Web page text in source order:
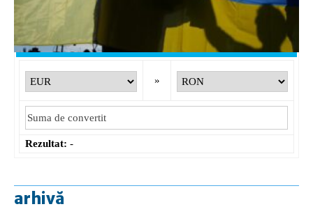
CHF
: 5,6244 RON
+0,0023 ▲
GBP
+0,0041 ▲
Convertor valutar
»
Rezultat: -
arhivă